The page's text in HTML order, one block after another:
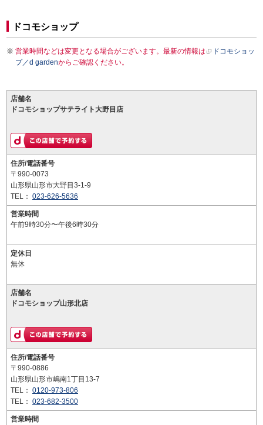
ドコモショップ
営業時間などは変更となる場合がございます。最新の情報は
ドコモショッ
プ／d gardenからご確認ください。
店舗名
ドコモショップサテライト大野目店
住所/電話番号
〒990-0073
山形県山形市大野目3-1-9
TEL： 023-626-5636
営業時間
午前9時30分〜午後6時30分
定休日
無休
店舗名
ドコモショップ山形北店
住所/電話番号
〒990-0886
山形県山形市嶋南1丁目13-7
TEL： 0120-973-806
TEL： 023-682-3500
営業時間